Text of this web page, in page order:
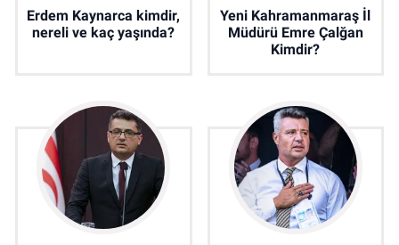
Erdem Kaynarca kimdir,
nereli ve kaç yaşında?
Yeni Kahramanmaraş İl
Müdürü Emre Çalğan
Kimdir?